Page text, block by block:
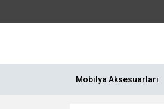
Mobilya Aksesuarları